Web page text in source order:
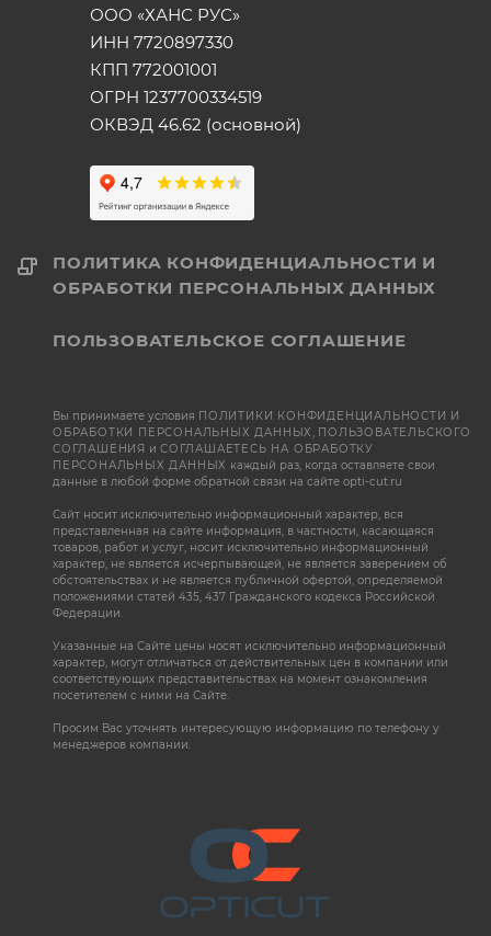
ООО «ХАНС РУС»
ИНН 7720897330
КПП 772001001
ОГРН 1237700334519
ОКВЭД 46.62 (основной)
ПОЛИТИКА КОНФИДЕНЦИАЛЬНОСТИ И
ОБРАБОТКИ ПЕРСОНАЛЬНЫХ ДАННЫХ
ПОЛЬЗОВАТЕЛЬСКОЕ СОГЛАШЕНИЕ
Вы принимаете условия ПОЛИТИКИ КОНФИДЕНЦИАЛЬНОСТИ И
ОБРАБОТКИ ПЕРСОНАЛЬНЫХ ДАННЫХ, ПОЛЬЗОВАТЕЛЬСКОГО
СОГЛАШЕНИЯ иСОГЛАШАЕТЕСЬ НА ОБРАБОТКУ
ПЕРСОНАЛЬНЫХ ДАННЫХ каждый раз, когда оставляете свои
данные в любой форме обратной связи на сайте opti-cut.ru
Сайт носит исключительно информационный характер, вся
представленная на сайте информация, в частности, касающаяся
товаров, работ и услуг, носит исключительно информационный
характер, не является исчерпывающей, не является заверением об
обстоятельствах и не является публичной офертой, определяемой
положениями статей 435, 437 Гражданского кодекса Российской
Федерации.
Указанные на Сайте цены носят исключительно информационный
характер, могут отличаться от действительных цен в компании или
соответствующих представительствах на момент ознакомления
посетителем с ними на Сайте.
Просим Вас уточнять интересующую информацию по телефону у
менеджеров компании.